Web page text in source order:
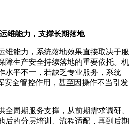
维能力，支撑长期落地
维能力，系统落地效果直接取决于服
障生产安全持续落地的重要依托。机
水平不一，若缺乏专业服务，系统
安全管控作用，甚至因操作不当引发
全周期服务支撑，从前期需求调研、
后的分层培训、流程适配，再到后期